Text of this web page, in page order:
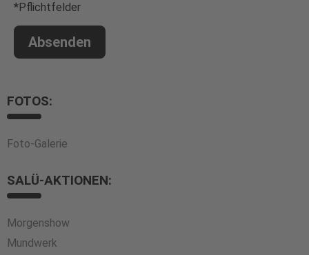
*Pflichtfelder
Absenden
FOTOS:
Foto-Galerie
SALÜ-AKTIONEN:
Morgenshow
Mundwerk